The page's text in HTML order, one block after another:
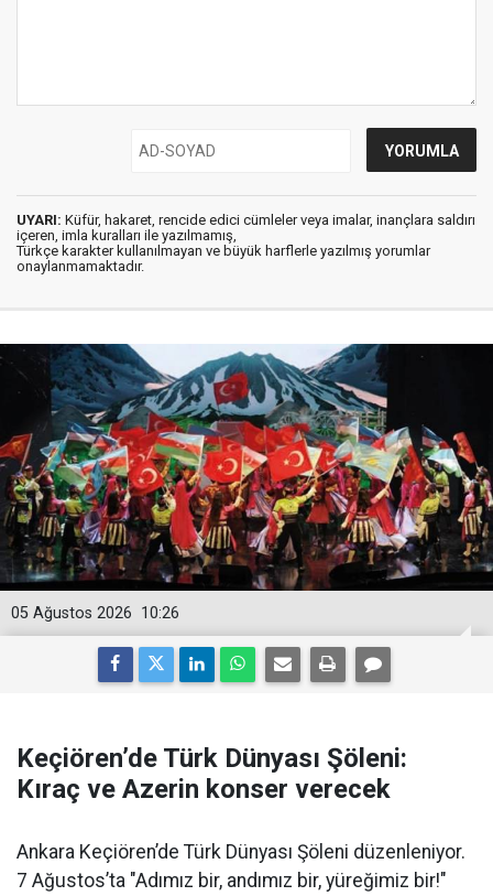
UYARI: Küfür, hakaret, rencide edici cümleler veya imalar, inançlara saldırı
içeren, imla kuralları ile yazılmamış,
Türkçe karakter kullanılmayan ve büyük harflerle yazılmış yorumlar
onaylanmamaktadır.
10:26
05 Ağustos 2026
Keçiören’de Türk Dünyası Şöleni:
Kıraç ve Azerin konser verecek
Ankara Keçiören’de Türk Dünyası Şöleni düzenleniyor.
7 Ağustos’ta "Adımız bir, andımız bir, yüreğimiz bir!"